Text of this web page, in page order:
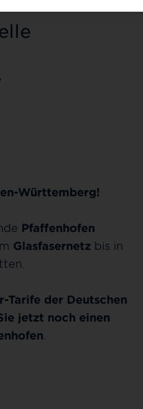
Württemberg!
Pfaffenhofen
Glasfasernetz bis in
Tarife der Deutschen
jetzt noch einen